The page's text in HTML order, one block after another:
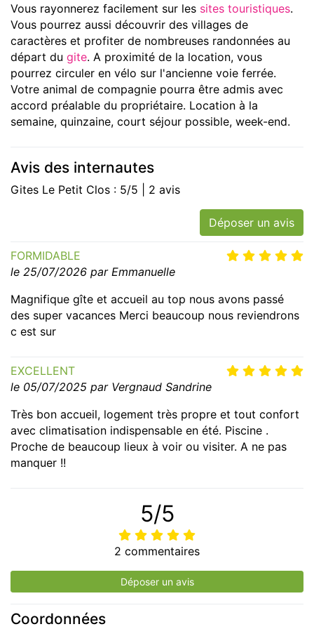
Vous rayonnerez facilement sur les sites touristiques.
Vous pourrez aussi découvrir des villages de
caractères et profiter de nombreuses randonnées au
départ du gite. A proximité de la location, vous
pourrez circuler en vélo sur l'ancienne voie ferrée.
Votre animal de compagnie pourra être admis avec
accord préalable du propriétaire. Location à la
semaine, quinzaine, court séjour possible, week-end.
Avis des internautes
Gites Le Petit Clos : 5/5 | 2 avis
Déposer un avis
FORMIDABLE
le 25/07/2026 par Emmanuelle
Magnifique gîte et accueil au top nous avons passé
des super vacances Merci beaucoup nous reviendrons
c est sur
EXCELLENT
le 05/07/2025 par Vergnaud Sandrine
Très bon accueil, logement très propre et tout confort
avec climatisation indispensable en été. Piscine .
Proche de beaucoup lieux à voir ou visiter. A ne pas
manquer !!
5/5
2 commentaires
Déposer un avis
Coordonnées